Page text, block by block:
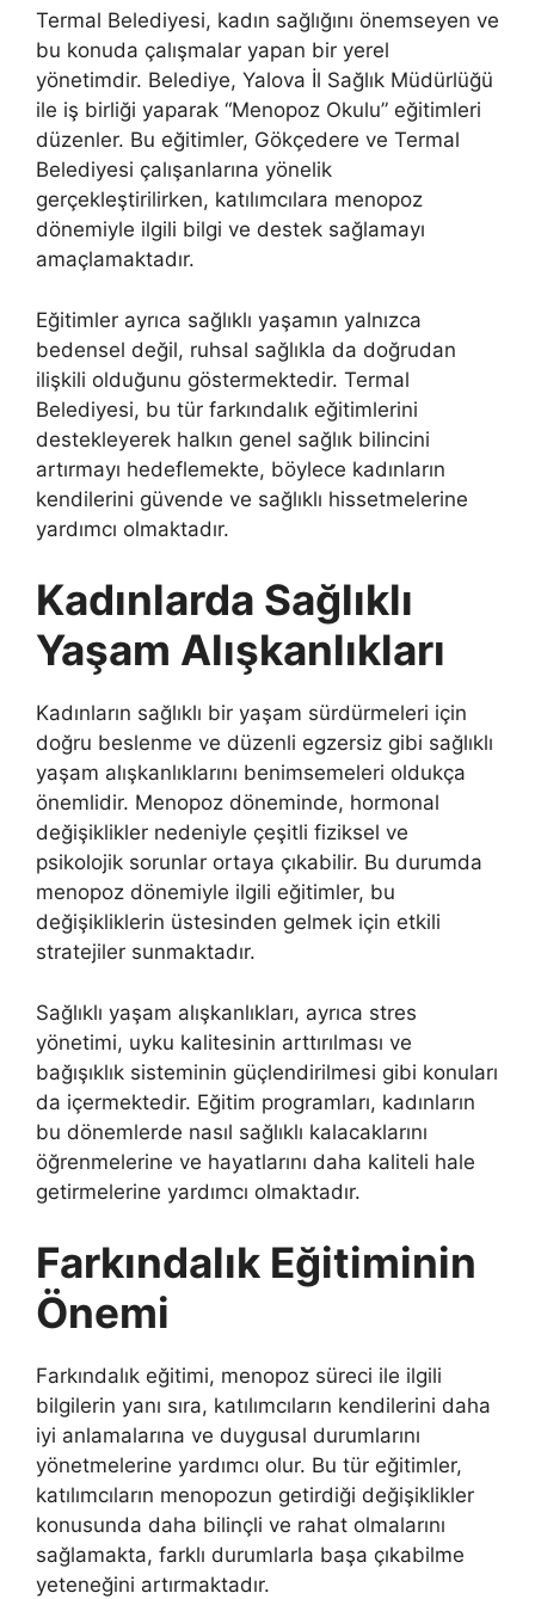
Termal Belediyesi, kadın sağlığını önemseyen ve
bu konuda çalışmalar yapan bir yerel
yönetimdir. Belediye, Yalova İl Sağlık Müdürlüğü
ile iş birliği yaparak “Menopoz Okulu” eğitimleri
düzenler. Bu eğitimler, Gökçedere ve Termal
Belediyesi çalışanlarına yönelik
gerçekleştirilirken, katılımcılara menopoz
dönemiyle ilgili bilgi ve destek sağlamayı
amaçlamaktadır.
Eğitimler ayrıca sağlıklı yaşamın yalnızca
bedensel değil, ruhsal sağlıkla da doğrudan
ilişkili olduğunu göstermektedir. Termal
Belediyesi, bu tür farkındalık eğitimlerini
destekleyerek halkın genel sağlık bilincini
artırmayı hedeflemekte, böylece kadınların
kendilerini güvende ve sağlıklı hissetmelerine
yardımcı olmaktadır.
Kadınlarda Sağlıklı
Yaşam Alışkanlıkları
Kadınların sağlıklı bir yaşam sürdürmeleri için
doğru beslenme ve düzenli egzersiz gibi sağlıklı
yaşam alışkanlıklarını benimsemeleri oldukça
önemlidir. Menopoz döneminde, hormonal
değişiklikler nedeniyle çeşitli fiziksel ve
psikolojik sorunlar ortaya çıkabilir. Bu durumda
menopoz dönemiyle ilgili eğitimler, bu
değişikliklerin üstesinden gelmek için etkili
stratejiler sunmaktadır.
Sağlıklı yaşam alışkanlıkları, ayrıca stres
yönetimi, uyku kalitesinin arttırılması ve
bağışıklık sisteminin güçlendirilmesi gibi konuları
da içermektedir. Eğitim programları, kadınların
bu dönemlerde nasıl sağlıklı kalacaklarını
öğrenmelerine ve hayatlarını daha kaliteli hale
getirmelerine yardımcı olmaktadır.
Farkındalık Eğitiminin
Önemi
Farkındalık eğitimi, menopoz süreci ile ilgili
bilgilerin yanı sıra, katılımcıların kendilerini daha
iyi anlamalarına ve duygusal durumlarını
yönetmelerine yardımcı olur. Bu tür eğitimler,
katılımcıların menopozun getirdiği değişiklikler
konusunda daha bilinçli ve rahat olmalarını
sağlamakta, farklı durumlarla başa çıkabilme
yeteneğini artırmaktadır.